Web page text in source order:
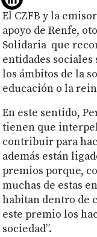
El CZFB y la
apoyo de Renfe,
Solidaria que
entidades
los ámbitos de la
educación o la
En este sentido,
tienen que
contribuir para
además están
premios porque,
muchas de estas
habitan dentro de
este premio los
sociedad”.